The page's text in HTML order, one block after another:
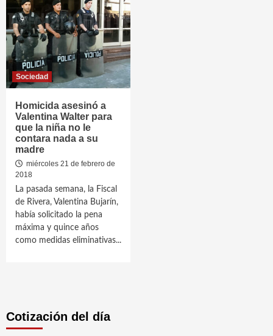
Sociedad
Homicida asesinó a
Valentina Walter para
que la niña no le
contara nada a su
madre
miércoles 21 de febrero de
2018
La pasada semana, la Fiscal
de Rivera, Valentina Bujarín,
había solicitado la pena
máxima y quince años
como medidas eliminativas...
Cotización del día